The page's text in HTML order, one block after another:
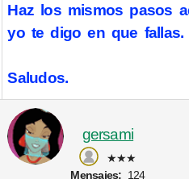
Haz los mismos pasos
yo te digo en que fallas.
Saludos.
gersami
★★★
Mensajes: 124